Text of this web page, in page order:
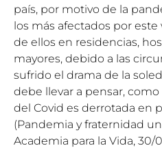
país, por motivo de la
los más afectados por
de ellos en residencias,
mayores, debido a las
sufrido el drama de la
debe llevar a pensar,
del Covid es derrotada en
(Pandemia y fraternidad
Academia para la Vida, 30/